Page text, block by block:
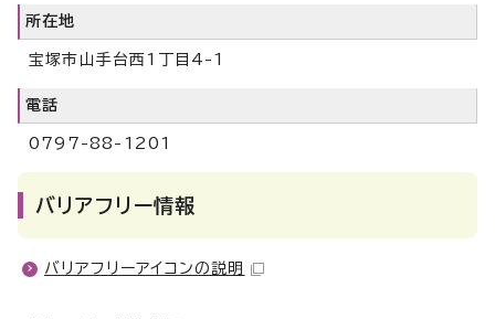
所在地
宝塚市山手台西1丁目4-1
電話
0797-88-1201
バリアフリー情報
バリアフリーアイコンの説明